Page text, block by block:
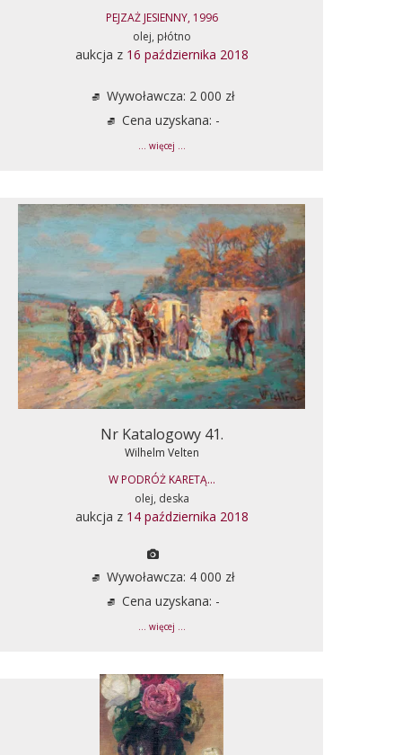
PEJZAŻ JESIENNY, 1996
olej, płótno
aukcja z 16 października 2018
Wywoławcza: 2 000 zł
Cena uzyskana: -
... więcej ...
Nr Katalogowy 41.
Wilhelm Velten
W PODRÓŻ KARETĄ...
olej, deska
aukcja z 14 października 2018
Wywoławcza: 4 000 zł
Cena uzyskana: -
... więcej ...